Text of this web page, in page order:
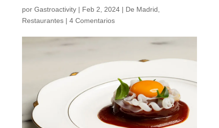
por Gastroactivity| Feb 2, 2024| De Madrid
Restaurantes| 4 Comentarios